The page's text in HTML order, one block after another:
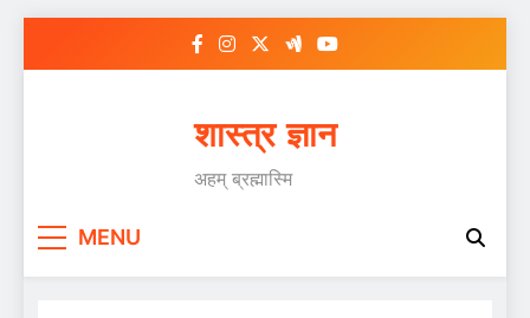
शास्त्र ज्ञान
अहम् ब्रह्मास्मि
MENU